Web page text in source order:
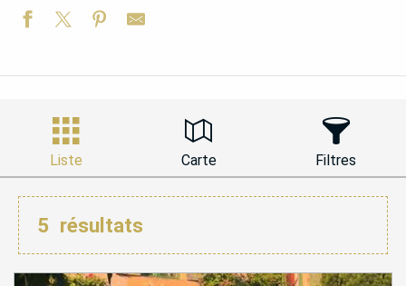
Liste Carte Filtres
5 résultats